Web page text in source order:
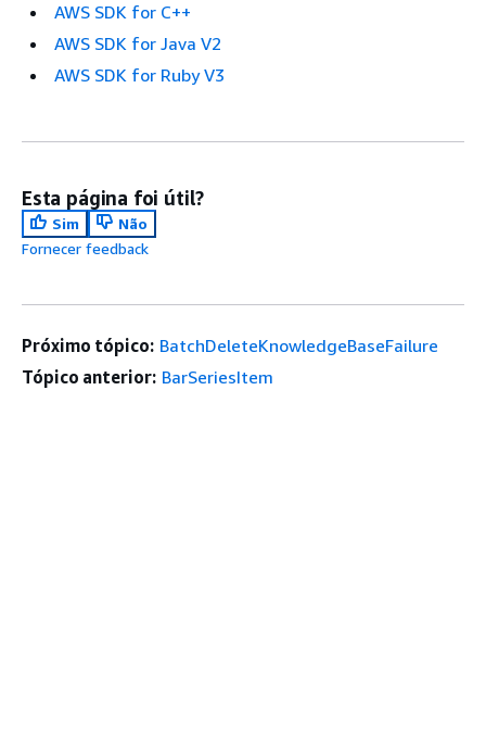
AWS SDK for C++
AWS SDK for Java V2
AWS SDK for Ruby V3
Esta página foi útil?
Sim
Não
Fornecer feedback
Próximo tópico: BatchDeleteKnowledgeBaseFailure
Tópico anterior: BarSeriesItem